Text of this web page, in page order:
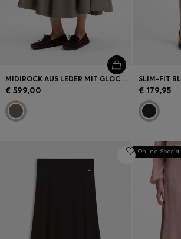
MIDIROCK AUS LEDER MIT GLOCKENFÖRMIGER SILHOUETTE
€ 599,00 € 179,95
Online Special